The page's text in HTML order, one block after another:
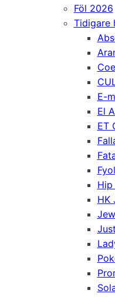
Föl 2026
Tidigare
E-
El
ET
HK